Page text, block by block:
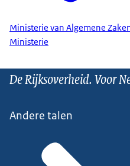
Ministerie van Algemene
Ministerie
De Rijksoverheid. Voor
Andere talen